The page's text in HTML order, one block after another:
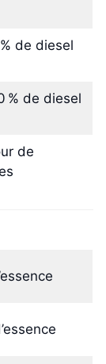
de diesel
% de diesel
de